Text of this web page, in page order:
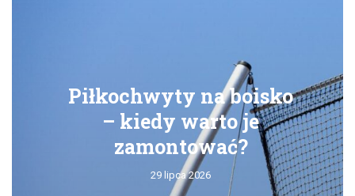
Piłkochwyty na boisko
– kiedy warto je
zamontować?
29 lipca 2026